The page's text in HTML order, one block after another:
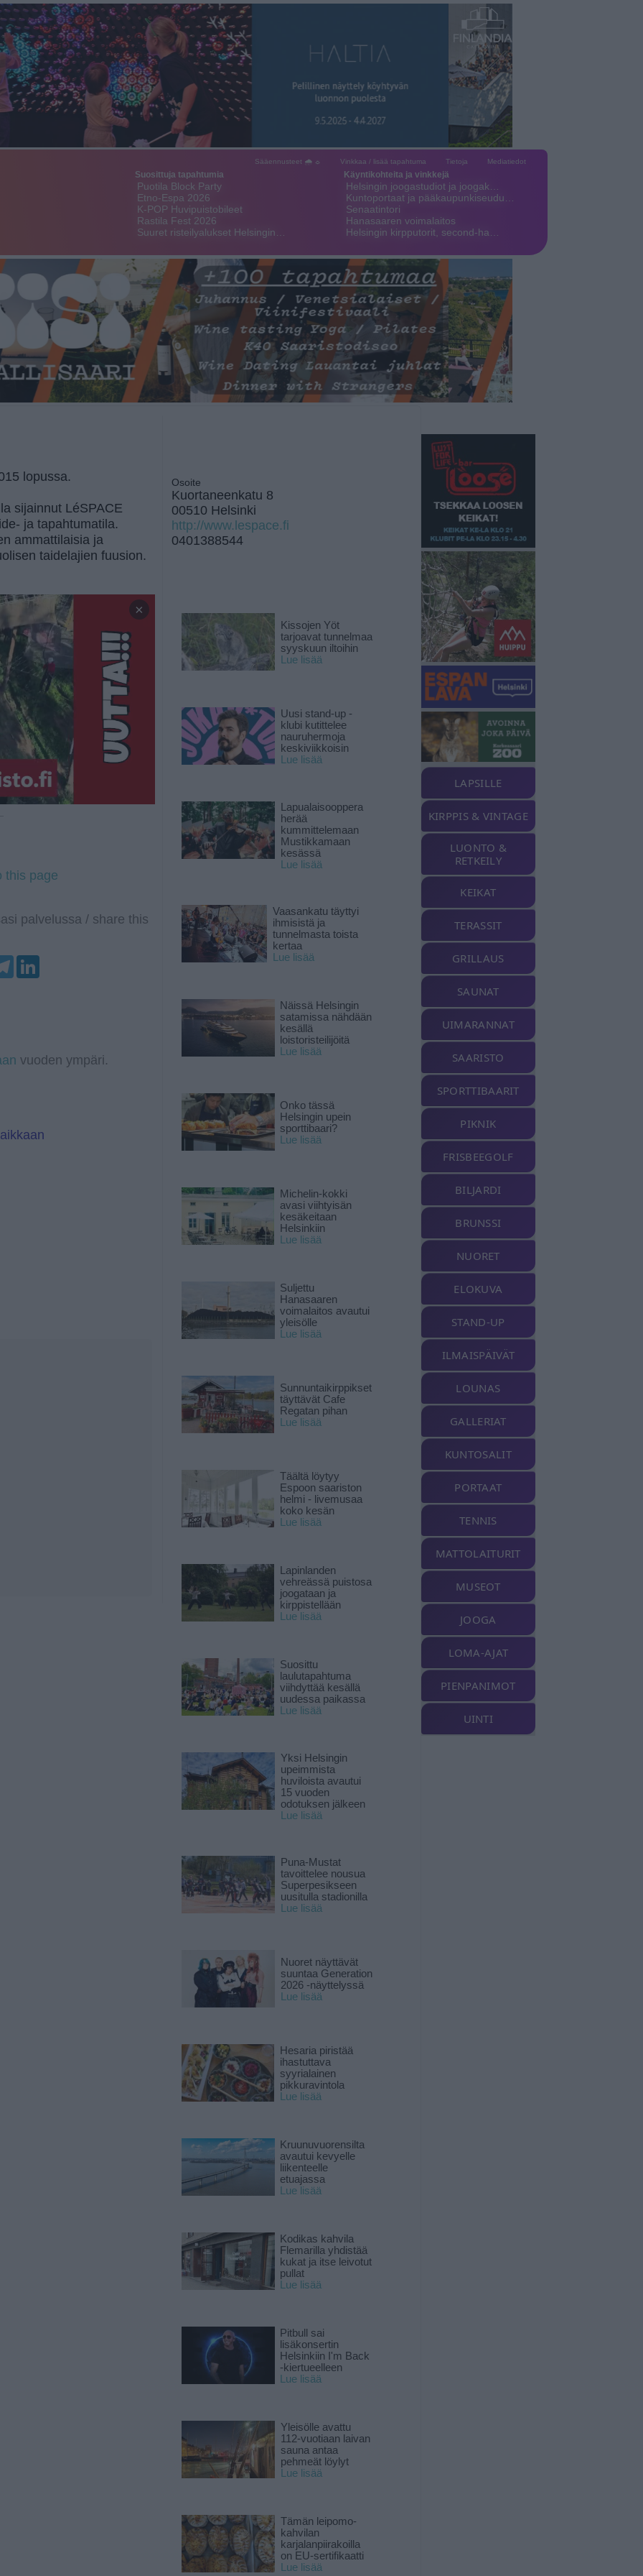
Sääennusteet 🌧 ☼ Vinkkaa / lisää tapahtuma Tietoja Mediatiedot
Suosittuja tapahtumia
Puotila Block Party
Etno-Espa 2026
K-POP Huvipuistobileet
Rastila Fest 2026
Suuret risteilyalukset Helsingin…
Käyntikohteita ja vinkkejä
Helsingin joogastudiot ja joogak…
Kuntoportaat ja pääkaupunkiseudu…
Senaatintori
Hanasaaren voimalaitos
Helsingin kirpputorit, second-ha…
lopussa.
sijainnut LéSPACE
ja tapahtumatila.
ammattilaisia ja
taidelajien fuusion.
×
this page
palvelussa / share this
T
vuoden ympäri.
Osoite
Kuortaneenkatu 8
00510 Helsinki
http://www.lespace.fi
0401388544
Kissojen Yöt
tarjoavat tunnelmaa
syyskuun iltoihin
Lue lisää
Uusi stand-up -
klubi kutittelee
nauruhermoja
keskiviikkoisin
Lue lisää
Lapualaisooppera
herää
kummittelemaan
Mustikkamaan
kesässä
Lue lisää
Vaasankatu täyttyi
ihmisistä ja
tunnelmasta toista
kertaa
Lue lisää
Näissä Helsingin
satamissa nähdään
kesällä
loistoristeilijöitä
Lue lisää
Onko tässä
Helsingin upein
sporttibaari?
Lue lisää
Michelin-kokki
avasi viihtyisän
kesäkeitaan
Helsinkiin
Lue lisää
Suljettu
Hanasaaren
voimalaitos avautui
yleisölle
Lue lisää
Sunnuntaikirppikset
täyttävät Cafe
Regatan pihan
Lue lisää
Täältä löytyy
Espoon saariston
helmi - livemusaa
koko kesän
Lue lisää
Lapinlanden
vehreässä puistosa
joogataan ja
kirppistellään
Lue lisää
Suosittu
laulutapahtuma
viihdyttää kesällä
uudessa paikassa
Lue lisää
Yksi Helsingin
upeimmista
huviloista avautui
15 vuoden
odotuksen jälkeen
Lue lisää
Puna-Mustat
tavoittelee nousua
Superpesikseen
uusitulla stadionilla
Lue lisää
Nuoret näyttävät
suuntaa Generation
2026 -näyttelyssä
Lue lisää
Hesaria piristää
ihastuttava
syyrialainen
pikkuravintola
Lue lisää
Kruunuvuorensilta
avautui kevyelle
liikenteelle
etuajassa
Lue lisää
Kodikas kahvila
Flemarilla yhdistää
kukat ja itse leivotut
pullat
Lue lisää
Pitbull sai
lisäkonsertin
Helsinkiin I'm Back
-kiertueelleen
Lue lisää
Yleisölle avattu
112-vuotiaan laivan
sauna antaa
pehmeät löylyt
Lue lisää
Tämän leipomo-
kahvilan
karjalanpiirakoilla
on EU-sertifikaatti
Lue lisää
LAPSILLE
KIRPPIS & VINTAGE
LUONTO &
RETKEILY
KEIKAT
TERASSIT
GRILLAUS
SAUNAT
UIMARANNAT
SAARISTO
SPORTTIBAARIT
PIKNIK
FRISBEEGOLF
BILJARDI
BRUNSSI
NUORET
ELOKUVA
STAND-UP
ILMAISPÄIVÄT
LOUNAS
GALLERIAT
KUNTOSALIT
PORTAAT
TENNIS
MATTOLAITURIT
MUSEOT
JOOGA
LOMA-AJAT
PIENPANIMOT
UINTI